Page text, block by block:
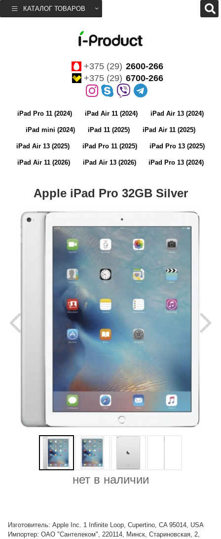
КАТАЛОГ ТОВАРОВ
+375 (29) 2600-266
+375 (29) 6700-266
iPad Pro 11 (2024) iPad Air 11 (2024) iPad Air 13 (2024)
iPad mini (2024) iPad 11 (2025) iPad Air 11 (2025)
iPad Air 13 (2025) iPad Pro 11 (2025) iPad Pro 13 (2025)
iPad Air 11 (2026) iPad Air 13 (2026) iPad Pro 13 (2024)
Apple iPad Pro 32GB Silver
нет в наличии
Изготовитель: Apple Inc. 1 Infinite Loop, Cupertino, CA 95014, USA
Импортер: ОАО "Сантелеком", 220114, Минск, Стариновская, 2,